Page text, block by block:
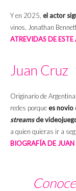
Y en 2025, el actor
vinos, Jonathan
ATREVIDAS DE
Juan Cruz
Originario de Argentina,
redes porquees novio
streamsde
a quien quieras ir a
BIOGRAFÍA DE JUAN